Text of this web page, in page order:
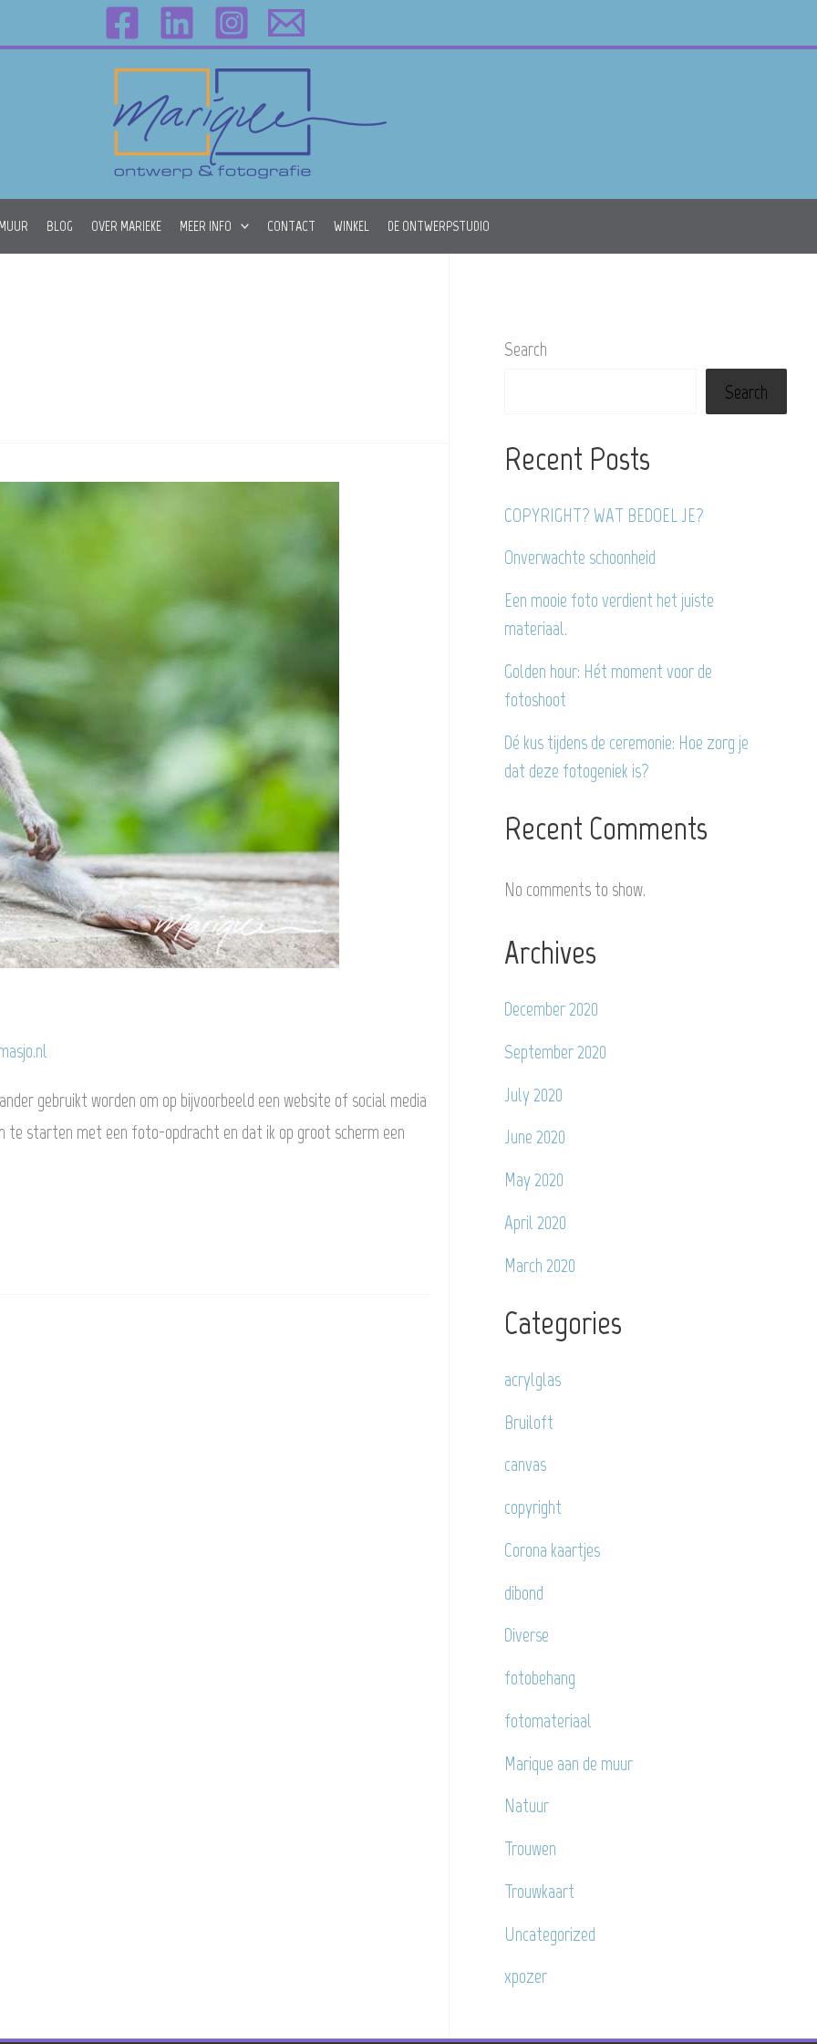
BLOG OVER MARIEKE MEER INFO CONTACT WINKEL DE ONTWERPSTUDIO
gebruikt worden om op bijvoorbeeld een website of social media
te starten met een foto-opdracht en dat ik op groot scherm een
Search
Search
Recent Posts
COPYRIGHT? WAT BEDOEL JE?
Onverwachte schoonheid
Een mooie foto verdient het juiste
materiaal.
Golden hour: Hét moment voor de
fotoshoot
Dé kus tijdens de ceremonie: Hoe zorg je
dat deze fotogeniek is?
Recent Comments
No comments to show.
Archives
December 2020
September 2020
July 2020
June 2020
May 2020
April 2020
March 2020
Categories
acrylglas
Bruiloft
canvas
copyright
Corona kaartjes
dibond
Diverse
fotobehang
fotomateriaal
Marique aan de muur
Natuur
Trouwen
Trouwkaart
Uncategorized
xpozer